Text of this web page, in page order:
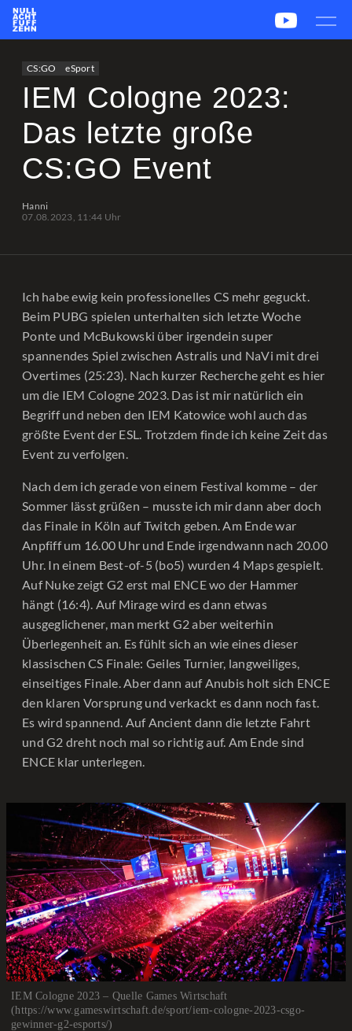
CS:GO eSport
IEM Cologne 2023:
Das letzte große
CS:GO Event
Hanni
07.08.2023, 11:44 Uhr
Ich habe ewig kein professionelles CS mehr geguckt.
Beim PUBG spielen unterhalten sich letzte Woche
Ponte und McBukowski über irgendein super
spannendes Spiel zwischen Astralis und NaVi mit drei
Overtimes (25:23). Nach kurzer Recherche geht es hier
um die IEM Cologne 2023. Das ist mir natürlich ein
Begriff und neben den IEM Katowice wohl auch das
größte Event der ESL. Trotzdem finde ich keine Zeit das
Event zu verfolgen.
Nach dem ich gerade von einem Festival komme – der
Sommer lässt grüßen – musste ich mir dann aber doch
das Finale in Köln auf Twitch geben. Am Ende war
Anpfiff um 16.00 Uhr und Ende irgendwann nach 20.00
Uhr. In einem Best-of-5 (bo5) wurden 4 Maps gespielt.
Auf Nuke zeigt G2 erst mal ENCE wo der Hammer
hängt (16:4). Auf Mirage wird es dann etwas
ausgeglichener, man merkt G2 aber weiterhin
Überlegenheit an. Es fühlt sich an wie eines dieser
klassischen CS Finale: Geiles Turnier, langweiliges,
einseitiges Finale. Aber dann auf Anubis holt sich ENCE
den klaren Vorsprung und verkackt es dann noch fast.
Es wird spannend. Auf Ancient dann die letzte Fahrt
und G2 dreht noch mal so richtig auf. Am Ende sind
ENCE klar unterlegen.
IEM Cologne 2023 – Quelle Games Wirtschaft
(https://www.gameswirtschaft.de/sport/iem-cologne-2023-csgo-
gewinner-g2-esports/)